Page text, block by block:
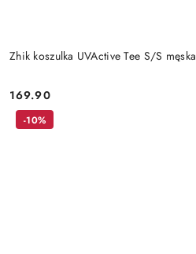
Zhik koszulka UVActive Tee S/S męska
Cena:
169.90
-10%